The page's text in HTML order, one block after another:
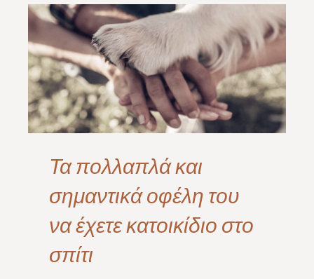
Τα πολλαπλά και
σημαντικά οφέλη του
να έχετε κατοικίδιο στο
σπίτι